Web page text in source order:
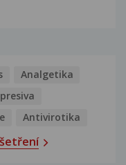
Analgetika
Antivirotika